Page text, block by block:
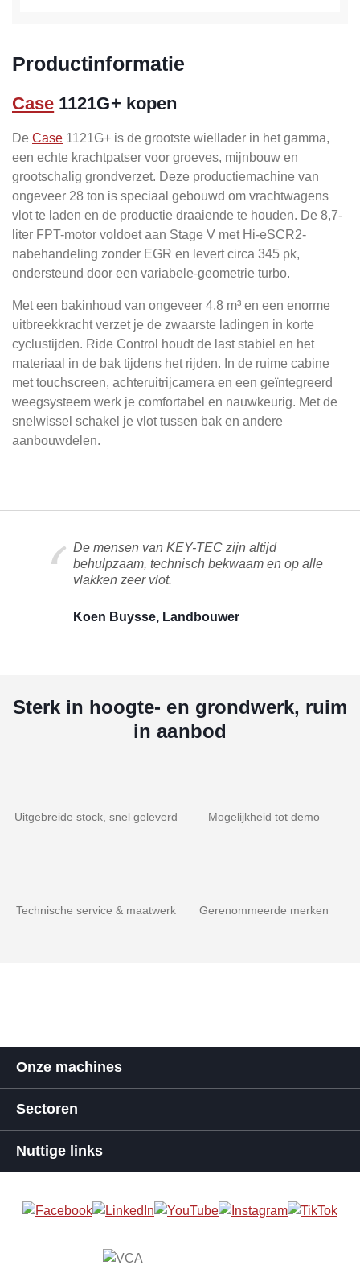
Productinformatie
Case 1121G+ kopen
De Case 1121G+ is de grootste wiellader in het gamma,
een echte krachtpatser voor groeves, mijnbouw en
grootschalig grondverzet. Deze productiemachine van
ongeveer 28 ton is speciaal gebouwd om vrachtwagens
vlot te laden en de productie draaiende te houden. De 8,7-
liter FPT-motor voldoet aan Stage V met Hi-eSCR2-
nabehandeling zonder EGR en levert circa 345 pk,
ondersteund door een variabele-geometrie turbo.
Met een bakinhoud van ongeveer 4,8 m³ en een enorme
uitbreekkracht verzet je de zwaarste ladingen in korte
cyclustijden. Ride Control houdt de last stabiel en het
materiaal in de bak tijdens het rijden. In de ruime cabine
met touchscreen, achteruitrijcamera en een geïntegreerd
weegsysteem werk je comfortabel en nauwkeurig. Met de
snelwissel schakel je vlot tussen bak en andere
aanbouwdelen.
De mensen van KEY-TEC zijn altijd
behulpzaam, technisch bekwaam en op alle
vlakken zeer vlot.
Koen Buysse, Landbouwer
Sterk in hoogte- en grondwerk, ruim
in aanbod
Uitgebreide stock, snel geleverd Mogelijkheid tot demo
Technische service & maatwerk Gerenommeerde merken
Onze machines
Sectoren
Nuttige links